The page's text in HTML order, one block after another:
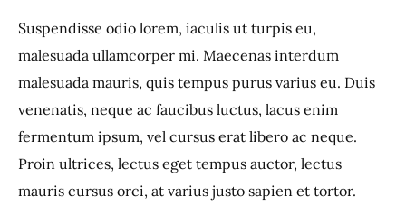
Suspendisse odio lorem, iaculis ut turpis eu,
malesuada ullamcorper mi. Maecenas interdum
malesuada mauris, quis tempus purus varius eu. Duis
venenatis, neque ac faucibus luctus, lacus enim
fermentum ipsum, vel cursus erat libero ac neque.
Proin ultrices, lectus eget tempus auctor, lectus
mauris cursus orci, at varius justo sapien et tortor.